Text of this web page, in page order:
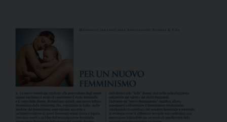
giunto il momento di rendere le malattie rare un tema di
rilevanza sociale. 2. I due terzi di queste patologie
colpiscono i bambini (il 3% dei neonati) e si tratta, in
generale, di condizioni gravi o molto gravi, croniche o
ingravescenti, degenerative e disabilitanti, che spesso
costituiscono una minaccia per la vita. Molte malattie
rare sono oggi incurabili – in quanto non sono
disponibili terapie…